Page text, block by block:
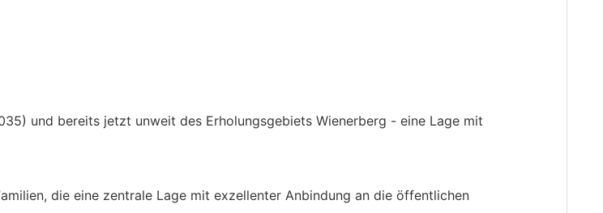
und bereits jetzt unweit des Erholungsgebiets Wienerberg - eine Lage mit
die eine zentrale Lage mit exzellenter Anbindung an die öffentlichen